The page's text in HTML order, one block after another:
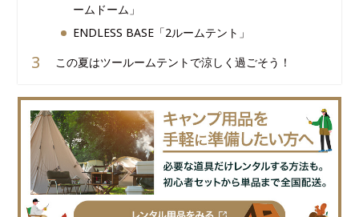
ームドーム」
ENDLESS BASE「2ルームテント」
この夏はツールームテントで涼しく過ごそう！